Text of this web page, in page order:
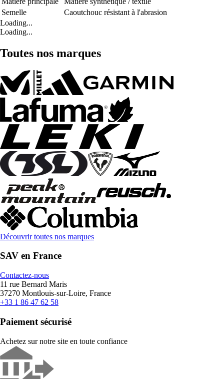
Semelle
Caoutchouc résistant à l'abrasion
Loading...
Loading...
Toutes nos marques
Découvrir toutes nos marques
SAV en France
Contactez-nous
11 rue Bernard Maris
37270 Montlouis-sur-Loire, France
+33 1 86 47 62 58
Paiement sécurisé
Achetez sur notre site en toute confiance